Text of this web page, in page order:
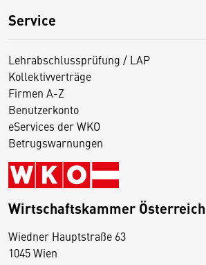
Service
Lehrabschlussprüfung / LAP
Kollektivverträge
Firmen A-Z
Benutzerkonto
eServices der WKO
Betrugswarnungen
Wirtschaftskammer Österreich
Wiedner Hauptstraße 63
1045 Wien
D